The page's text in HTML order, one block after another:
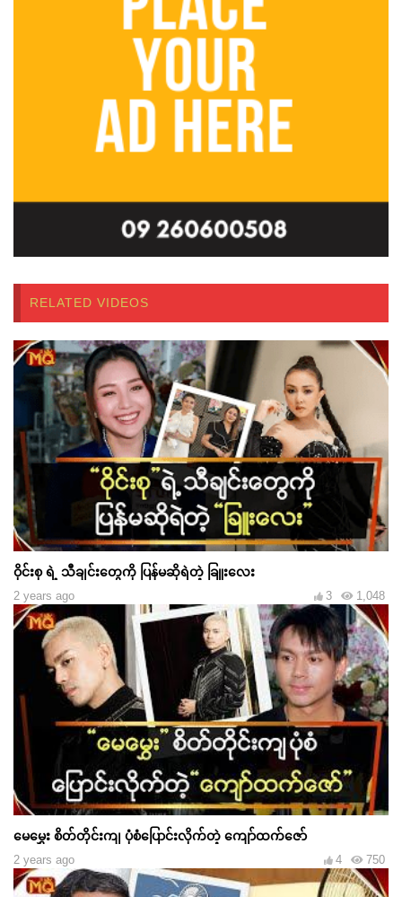
RELATED VIDEOS
ဝိုင်းစု ရဲ့ သီချင်းတွေကို ပြန်မဆိုရဲတဲ့ ခြူးလေး
2 years ago 1,048
3
မေမွှေး စိတ်တိုင်းကျ ပုံစံပြောင်းလိုက်တဲ့ ကျော်ထက်ဇော်
2 years ago 750
4